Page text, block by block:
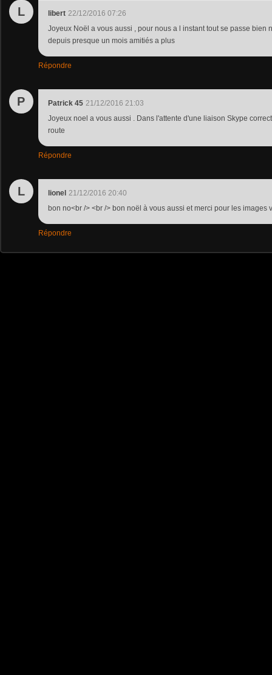
L libert 22/12/2016 07:26
Joyeux Noël a vous aussi , pour nous a l instant tout se passe bien
depuis presque un mois amitiés a plus
Répondre
P Patrick 45 21/12/2016 21:03
Joyeux noel a vous aussi . Dans l'attente d'une liaison Skype
route
Répondre
L lionel 21/12/2016 20:40
bon no<br /> <br /> bon noël à vous aussi et merci pour les images
Répondre